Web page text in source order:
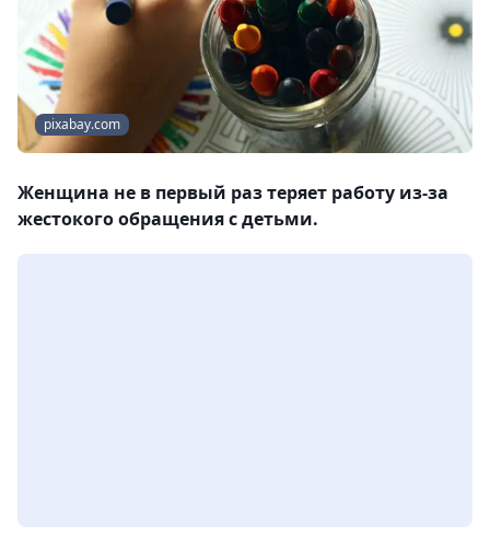
pixabay.com
Женщина не в первый раз теряет работу из-за
жестокого обращения с детьми.